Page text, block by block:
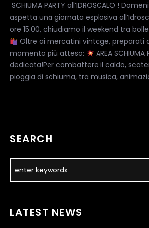
SCHIUMA PARTY all’IDROSCALO !
aspetta una giornata esplosiva
ore 15.00, chiudiamo il weekend tra
Oltre ai mercatini vintage, preparati
momento più atteso:
AREA SCHIUMA
dedicata!Per combattere il caldo,
pioggia di schiuma, tra musica,
SEARCH
LATEST NEWS